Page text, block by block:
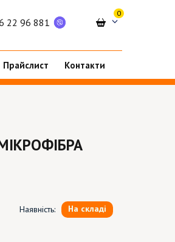
22 96 881
0
Прайслист Контакти
Наявність: На складі